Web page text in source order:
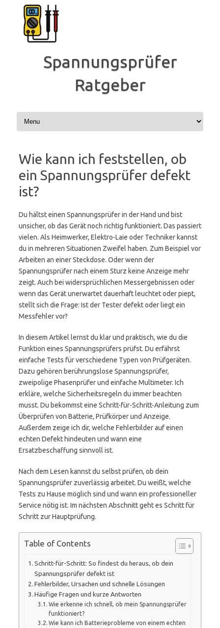
Inhalt
springen
Spannungsprüfer
Ratgeber
Wie kann ich feststellen, ob
ein Spannungsprüfer defekt
ist?
Du hältst einen Spannungsprüfer in der Hand und bist
unsicher, ob das Gerät noch richtig funktioniert. Das passiert
vielen. Als Heimwerker, Elektro-Laie oder Techniker kannst
du in mehreren Situationen Zweifel haben. Zum Beispiel vor
Arbeiten an einer Steckdose. Oder wenn der
Spannungsprüfer nach einem Sturz keine Anzeige mehr
zeigt. Auch bei widersprüchlichen Messergebnissen oder
wenn das Gerät unerwartet dauerhaft leuchtet oder piept,
stellt sich die Frage: Ist der Tester defekt oder liegt ein
Messfehler vor?
In diesem Artikel lernst du klar und praktisch, wie du die
Funktion eines Spannungsprüfers prüfst. Du erfährst
einfache Tests für verschiedene Typen von Prüfgeräten.
Dazu gehören berührungslose Spannungsprüfer,
zweipolige Phasenprüfer und einfache Multimeter. Ich
erkläre, welche Sicherheitsregeln du immer beachten
musst. Du bekommst eine Schritt-für-Schritt-Anleitung zum
Überprüfen von Batterie, Prüfkörper und Anzeige.
Außerdem zeige ich dir, welche Fehlerbilder auf einen
echten Defekt hindeuten und wann eine
Ersatzbeschaffung sinnvoll ist.
Nach dem Lesen kannst du selbst prüfen, ob dein
Spannungsprüfer zuverlässig arbeitet. Du weißt, welche
Tests zu Hause möglich sind und wann ein professioneller
Service nötig ist. Im nächsten Abschnitt geht es Schritt für
Schritt zur Hauptprüfung.
Table of Contents
Schritt-für-Schritt: So findest du heraus, ob dein
Spannungsprüfer defekt ist
Fehlerbilder, Ursachen und schnelle Lösungen
Häufige Fragen und kurze Antworten
Wie erkenne ich schnell, ob mein Spannungsprüfer
funktioniert?
Wie kann ich Batterieprobleme von einem echten